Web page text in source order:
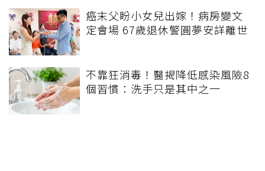
癌末父盼小女兒出嫁！病房變文
定會場 67歲退休警圓夢安詳離世
不靠狂消毒！醫揭降低感染風險8
個習慣：洗手只是其中之一